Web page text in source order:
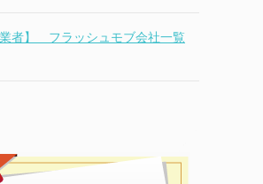
業者】 フラッシュモブ会社一覧